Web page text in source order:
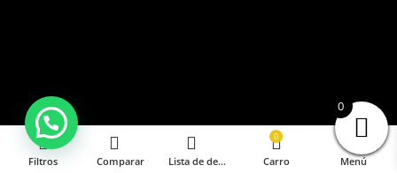
0
Filtros Comparar Lista de deseos
0
Carro Menú